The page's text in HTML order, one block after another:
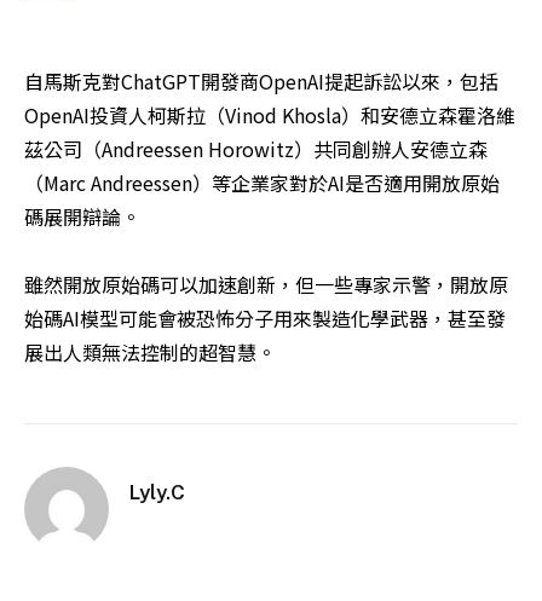
自馬斯克對ChatGPT開發商OpenAI提起訴訟以來，包括
OpenAI投資人柯斯拉（Vinod Khosla）和安德立森霍洛維
茲公司（Andreessen Horowitz）共同創辦人安德立森
（Marc Andreessen）等企業家對於AI是否適用開放原始
碼展開辯論。
雖然開放原始碼可以加速創新，但一些專家示警，開放原
始碼AI模型可能會被恐怖分子用來製造化學武器，甚至發
展出人類無法控制的超智慧。
Lyly.C